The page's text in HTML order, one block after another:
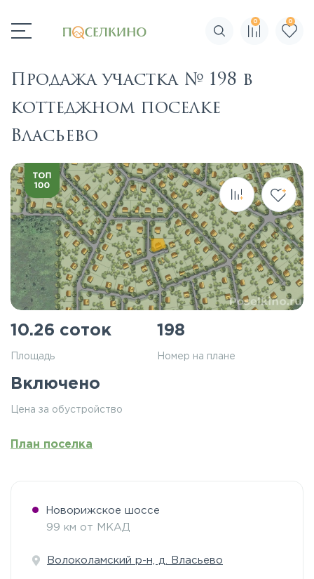
Поиск по сайту
0 0
Продажа участка № 198 в
коттеджном поселке
Власьево
10.26 соток
Площадь
198
Номер на плане
Включено
Цена за обустройство
План поселка
Новорижское шоссе
99 км от МКАД
Волоколамский р-н, д. Власьево